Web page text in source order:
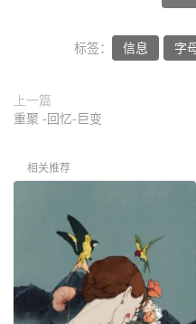
标签： 信息 字
上一篇
重聚 -回忆-巨变
相关推荐